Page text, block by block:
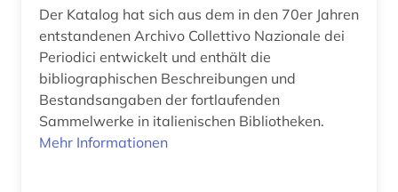
jazz (1)
jugendkultur (1)
kanada (1)
karibik (1)
Der Katalog hat sich aus dem in den 70er Jahren
entstandenen Archivo Collettivo Nazionale dei
Periodici entwickelt und enthält die
bibliographischen Beschreibungen und
Bestandsangaben der fortlaufenden
Sammelwerke in italienischen Bibliotheken.
Mehr Informationen